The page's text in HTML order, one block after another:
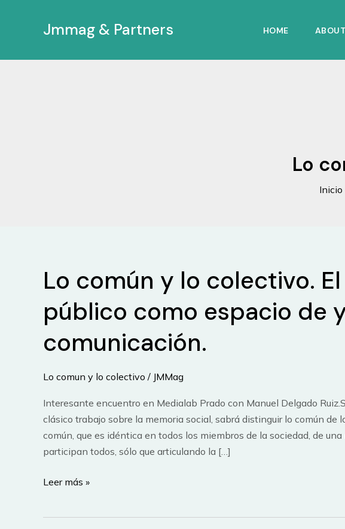
Jmmag & Partners HOME ABOUT
Lo
Inicio
Lo común y lo colectivo.
público como espacio de
comunicación.
Lo comun y lo colectivo / JMMag
Interesante encuentro en Medialab Prado con Manuel Delgado
clásico trabajo sobre la memoria social, sabrá distinguir lo común de
común, que es idéntica en todos los miembros de la sociedad, de
participan todos, sólo que articulando la […]
Lo
Leer más »